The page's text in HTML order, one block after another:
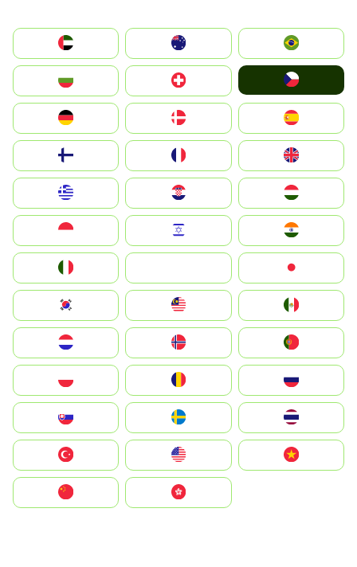
الإمارات العربية المتحدة
Switzerland
Deutschland
United Kingdom
Magyarország
South Korea
United States
中國香港特別行政區